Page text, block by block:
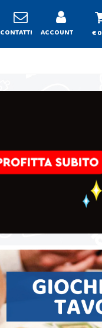
CONTATTI ACCOUNT € 0